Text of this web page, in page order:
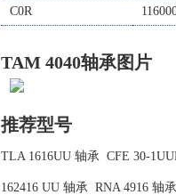
C0R
TAM 4040轴承图片
推荐型号
TLA 1616UU 轴承 CFE 30-
162416 UU 轴承 RNA 4916 轴承